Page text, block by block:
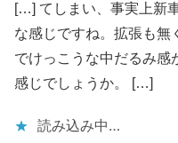
[…] てしまい、事実上新
な感じですね。拡張も無
でけっこうな中だるみ感
感じでしょうか。 […]
読み込み中…